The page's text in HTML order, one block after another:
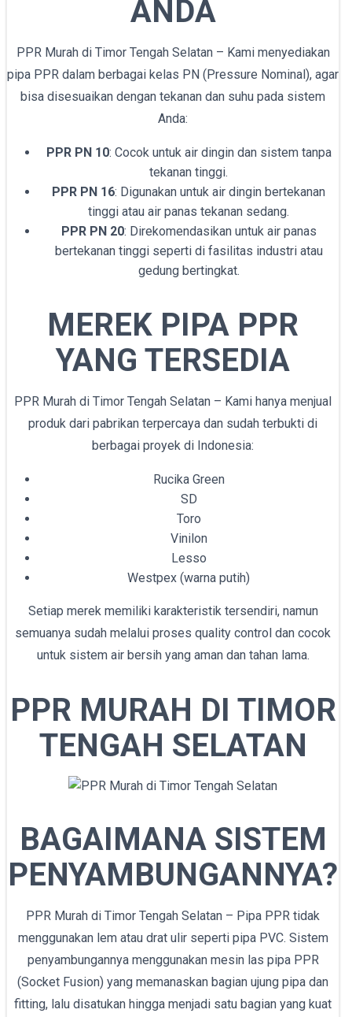
ANDA
PPR Murah di Timor Tengah Selatan – Kami menyediakan
pipa PPR dalam berbagai kelas PN (Pressure Nominal), agar
bisa disesuaikan dengan tekanan dan suhu pada sistem
Anda:
PPR PN 10: Cocok untuk air dingin dan sistem tanpa
tekanan tinggi.
PPR PN 16: Digunakan untuk air dingin bertekanan
tinggi atau air panas tekanan sedang.
PPR PN 20: Direkomendasikan untuk air panas
bertekanan tinggi seperti di fasilitas industri atau
gedung bertingkat.
MEREK PIPA PPR
YANG TERSEDIA
PPR Murah di Timor Tengah Selatan – Kami hanya menjual
produk dari pabrikan terpercaya dan sudah terbukti di
berbagai proyek di Indonesia:
Rucika Green
SD
Toro
Vinilon
Lesso
Westpex (warna putih)
Setiap merek memiliki karakteristik tersendiri, namun
semuanya sudah melalui proses quality control dan cocok
untuk sistem air bersih yang aman dan tahan lama.
PPR MURAH DI TIMOR
TENGAH SELATAN
BAGAIMANA SISTEM
PENYAMBUNGANNYA?
PPR Murah di Timor Tengah Selatan – Pipa PPR tidak
menggunakan lem atau drat ulir seperti pipa PVC. Sistem
penyambungannya menggunakan mesin las pipa PPR
(Socket Fusion) yang memanaskan bagian ujung pipa dan
fitting, lalu disatukan hingga menjadi satu bagian yang kuat